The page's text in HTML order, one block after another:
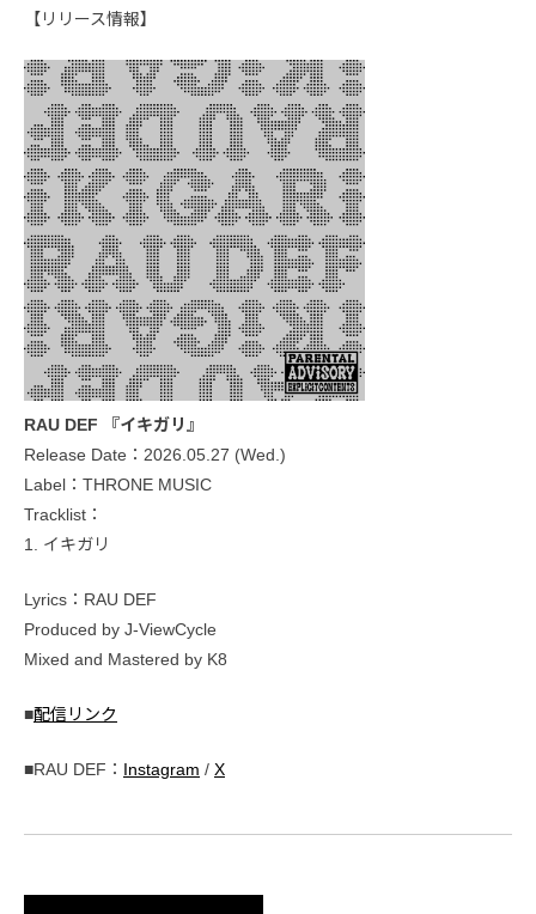
【リリース情報】
RAU DEF 『イキガリ』
Release Date：2026.05.27 (Wed.)
Label：THRONE MUSIC
Tracklist：
1. イキガリ
Lyrics：RAU DEF
Produced by J-ViewCycle
Mixed and Mastered by K8
■配信リンク
■RAU DEF： Instagram / X